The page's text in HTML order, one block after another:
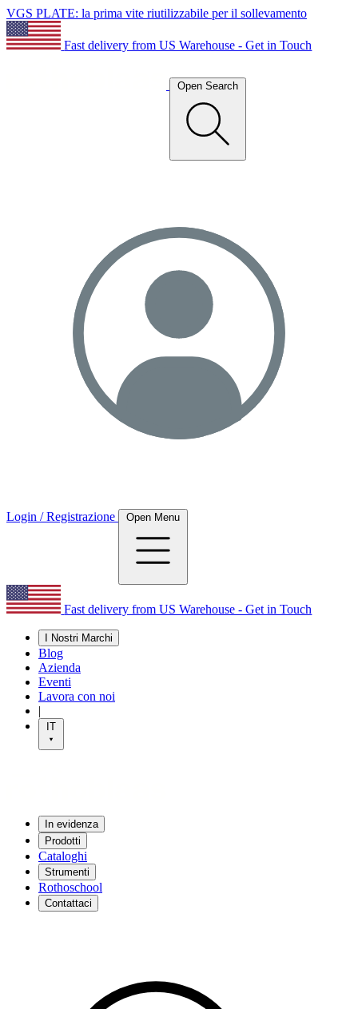
VGS PLATE: la prima vite riutilizzabile per il sollevamento
Fast delivery from US Warehouse - Get in Touch
Open Search
Login / Registrazione Open Menu
Fast delivery from US Warehouse - Get in Touch
I Nostri Marchi
Blog
Azienda
Eventi
Lavora con noi
|
IT
In evidenza
Prodotti
Cataloghi
Strumenti
Rothoschool
Contattaci